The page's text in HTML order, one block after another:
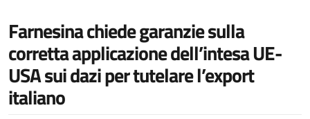
Farnesina chiede garanzie sulla
corretta applicazione dell’intesa UE-
USA sui dazi per tutelare l’export
italiano